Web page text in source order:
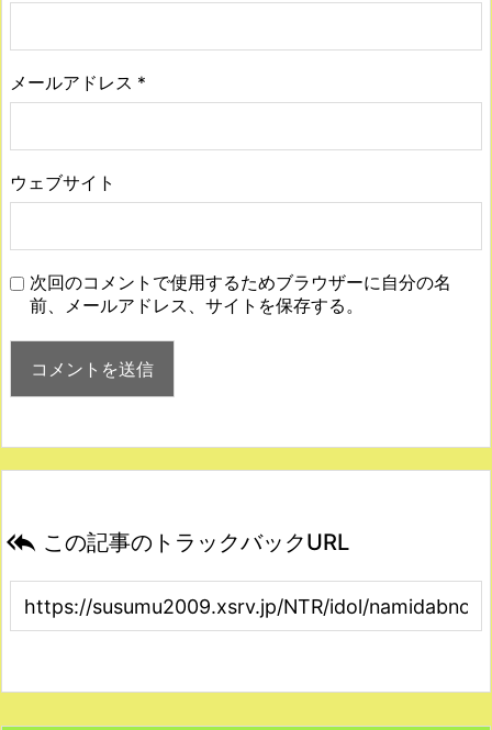
メールアドレス *
ウェブサイト
次回のコメントで使用するためブラウザーに自分の名
前、メールアドレス、サイトを保存する。
 この記事のトラックバックURL